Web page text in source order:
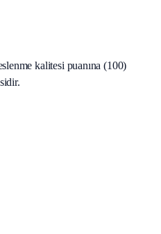
kalitesi puanına (100)